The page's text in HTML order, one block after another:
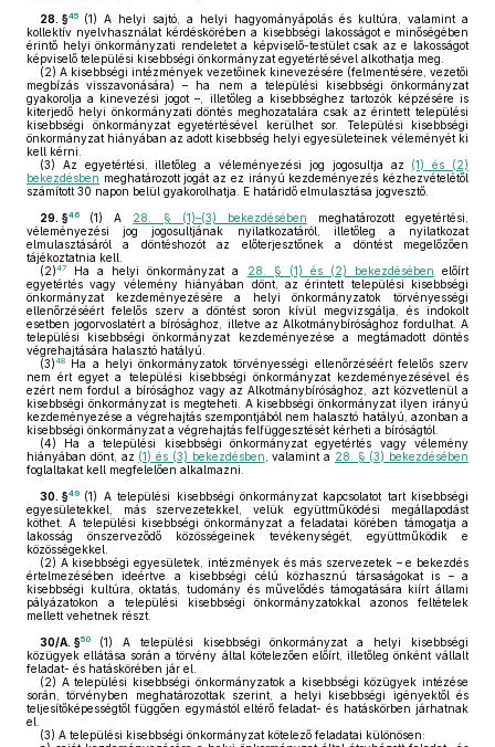
28. §45 (1) A helyi sajtó, a helyi hagyományápolás és kultúra, valamint a
kollektív nyelvhasználat kérdéskörében a kisebbségi lakosságot e minőségében
érintő helyi önkormányzati rendeletet a képviselő-testület csak az e lakosságot
képviselő települési kisebbségi önkormányzat egyetértésével alkothatja meg.
(2) A kisebbségi intézmények vezetőinek kinevezésére (felmentésére, vezetői
megbízás visszavonására) – ha nem a települési kisebbségi önkormányzat
gyakorolja a kinevezési jogot –, illetőleg a kisebbséghez tartozók képzésére is
kiterjedő helyi önkormányzati döntés meghozatalára csak az érintett települési
kisebbségi önkormányzat egyetértésével kerülhet sor. Települési kisebbségi
önkormányzat hiányában az adott kisebbség helyi egyesületeinek véleményét ki
kell kérni.
(3) Az egyetértési, illetőleg a véleményezési jog jogosultja az (1) és (2)
bekezdésben meghatározott jogát az ez irányú kezdeményezés kézhezvételétől
számított 30 napon belül gyakorolhatja. E határidő elmulasztása jogvesztő.
29. §46 (1) A 28. § (1)–(3) bekezdésében meghatározott egyetértési,
véleményezési jog jogosultjának nyilatkozatáról, illetőleg a nyilatkozat
elmulasztásáról a döntéshozót az előterjesztőnek a döntést megelőzően
tájékoztatnia kell.
(2)47 Ha a helyi önkormányzat a 28. § (1) és (2) bekezdésében előírt
egyetértés vagy vélemény hiányában dönt, az érintett települési kisebbségi
önkormányzat kezdeményezésére a helyi önkormányzatok törvényességi
ellenőrzéséért felelős szerv a döntést soron kívül megvizsgálja, és indokolt
esetben jogorvoslatért a bírósághoz, illetve az Alkotmánybírósághoz fordulhat. A
települési kisebbségi önkormányzat kezdeményezése a megtámadott döntés
végrehajtására halasztó hatályú.
(3)48
Ha a helyi önkormányzatok törvényességi ellenőrzéséért felelős szerv
nem ért egyet a települési kisebbségi önkormányzat kezdeményezésével és
ezért nem fordul a bírósághoz vagy az Alkotmánybírósághoz, azt közvetlenül a
kisebbségi önkormányzat is megteheti. A kisebbségi önkormányzat ilyen irányú
kezdeményezése a végrehajtás szempontjából nem halasztó hatályú, azonban a
kisebbségi önkormányzat a végrehajtás felfüggesztését kérheti a bíróságtól.
(4) Ha a települési kisebbségi önkormányzat egyetértés vagy vélemény
hiányában dönt, az (1) és (3) bekezdésben , valamint a 28. § (3) bekezdésében
foglaltakat kell megfelelően alkalmazni.
30. §49 (1) A települési kisebbségi önkormányzat kapcsolatot tart kisebbségi
egyesületekkel, más szervezetekkel, velük együttműködési megállapodást
köthet. A települési kisebbségi önkormányzat a feladatai körében támogatja a
lakosság önszerveződő közösségeinek tevékenységét, együttműködik e
közösségekkel.
(2) A kisebbségi egyesületek, intézmények és más szervezetek – e bekezdés
értelmezésében ideértve a kisebbségi célú közhasznú társaságokat is – a
kisebbségi kultúra, oktatás, tudomány és művelődés támogatására kiírt állami
pályázatokon a települési kisebbségi önkormányzatokkal azonos feltételek
mellett vehetnek részt.
30/A. §50 (1) A települési kisebbségi önkormányzat a helyi kisebbségi
közügyek ellátása során a törvény által kötelezően előírt, illetőleg önként vállalt
feladat- és hatáskörében jár el.
(2) A települési kisebbségi önkormányzatok a kisebbségi közügyek intézése
során, törvényben meghatározottak szerint, a helyi kisebbségi igényektől és
teljesítőképességtől függően egymástól eltérő feladat- és hatáskörben járhatnak
el.
(3) A települési kisebbségi önkormányzat kötelező feladatai különösen: